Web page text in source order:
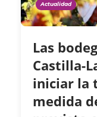
Actualidad
Las
Castilla-
iniciar la
medida